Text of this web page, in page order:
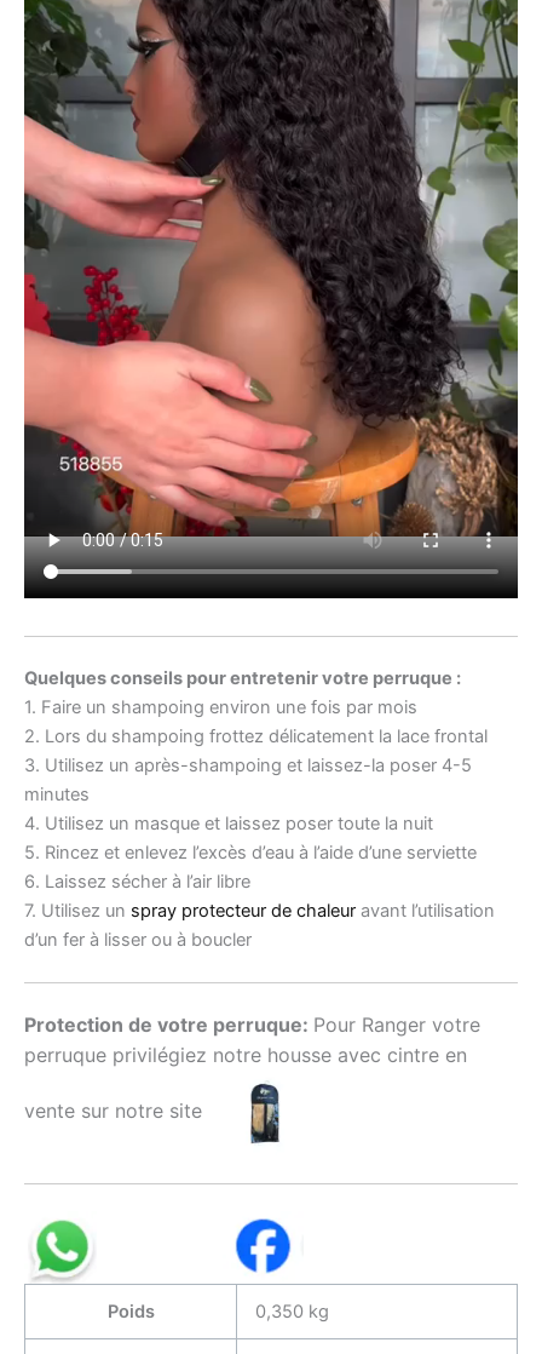
Quelques conseils pour entretenir votre perruque :
1. Faire un shampoing environ une fois par mois
2. Lors du shampoing frottez délicatement la lace frontal
3. Utilisez un après-shampoing et laissez-la poser 4-5
minutes
4. Utilisez un masque et laissez poser toute la nuit
5. Rincez et enlevez l’excès d’eau à l’aide d’une serviette
6. Laissez sécher à l’air libre
7. Utilisez un spray protecteur de chaleur avant l’utilisation
d’un fer à lisser ou à boucler
Protection de votre perruque: Pour Ranger votre
perruque privilégiez notre housse avec cintre en
vente sur notre site
Poids 0,350 kg